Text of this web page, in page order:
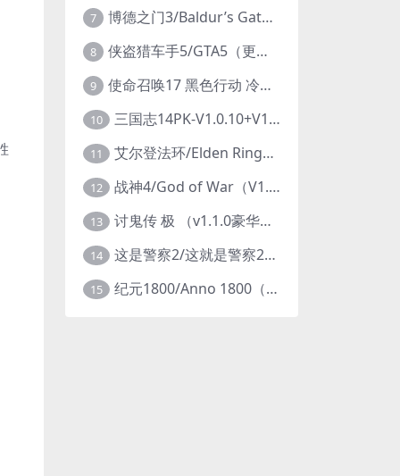
7 博德之门3/Baldur’s Gate 3（更新v4.1.1.7209685）
8 侠盗猎车手5/GTA5（更新v1.70纯净版-内置修改器+通关存档）
9 使命召唤17 黑色行动 冷战V1.34 全DLC 官方中文版COD17
10 三国志14PK-V1.0.10+V1.0.25-威力加强豪华版（武将面容套装-全DLC+季票+特典+中文语音+编辑修改器）
11 艾尔登法环/Elden Ring（更新v1.14 ）
12 战神4/God of War（V1.0.13-斗战狂神-奎爷的裁决+全DLC）
13 讨鬼传 极 （v1.1.0豪华版）
14 这是警察2/这就是警察2/This is Police
15 纪元1800/Anno 1800（豪华版全DLCv9.2.972600）